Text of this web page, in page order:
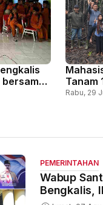
bersama
Tanam
Rabu, 29
PEMERINTAHAN
Wabup
Bengkalis,